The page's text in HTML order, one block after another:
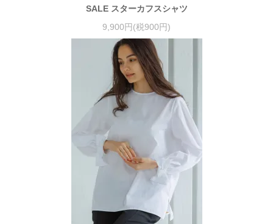
SALE スターカフスシャツ
9,900円(税900円)